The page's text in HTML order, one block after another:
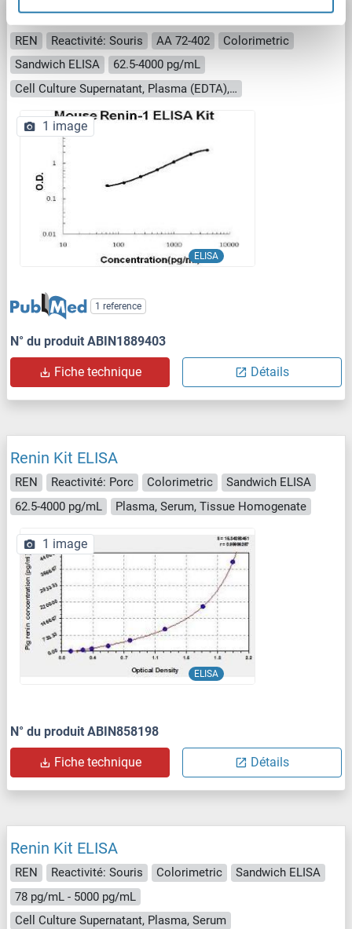
Renin Kit ELISA
REN Reactivité: Souris AA 72-402
Colorimetric
Sandwich ELISA
62.5-4000 pg/mL
Cell Culture Supernatant, Plasma (EDTA), Plasma (heparin), Serum
ELISA
1 image
1 reference
N° du produit ABIN1889403
Fiche technique Détails
Renin Kit ELISA
REN Reactivité: Porc Colorimetric
Sandwich ELISA
62.5-4000 pg/mL
Plasma, Serum, Tissue Homogenate
ELISA
1 image
N° du produit ABIN858198
Fiche technique Détails
Renin Kit ELISA
REN Reactivité: Souris Colorimetric
Sandwich ELISA
78 pg/mL - 5000 pg/mL
Cell Culture Supernatant, Plasma, Serum